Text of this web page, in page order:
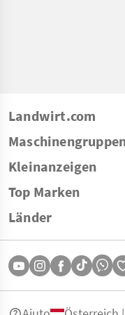
Landwirt.com
Kleinanzeigen
Top Marken
Länder